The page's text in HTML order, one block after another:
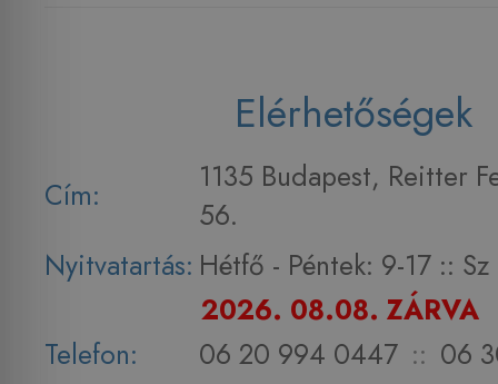
Elérhetőségek
Cím:
1135 Budapest, Reitter
56.
Nyitvatartás: Hétfő - Péntek: 9-17 :: Sz
2026. 08.08. ZÁRVA
Telefon:
06 20 994 0447 :: 06